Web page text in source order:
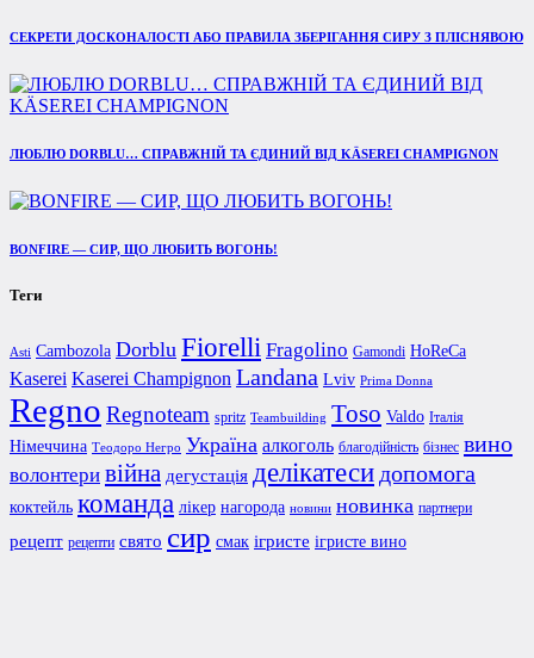
СЕКРЕТИ ДОСКОНАЛОСТІ АБО ПРАВИЛА ЗБЕРІГАННЯ СИРУ З ПЛІСНЯВОЮ
ЛЮБЛЮ DORBLU… СПРАВЖНІЙ ТА ЄДИНИЙ ВІД KÄSEREI CHAMPIGNON
BONFIRE — СИР, ЩО ЛЮБИТЬ ВОГОНЬ!
Теги
Asti Cambozola Dorblu Fiorelli Fragolino Gamondi HoReCa
Kaserei Kaserei Champignon Landana Lviv Prima Donna
Regno Regnoteam spritz Teambuilding Toso Valdo Італія
Німеччина Теодоро Негро Україна алкоголь благодійність бізнес вино
волонтери війна дегустація делікатеси допомога
коктейль команда лікер нагорода новини новинка партнери
рецепт рецепти свято сир смак ігристе ігристе вино